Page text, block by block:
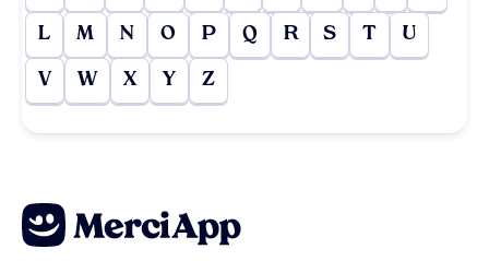
L M N O P Q R S T U
V W X Y Z